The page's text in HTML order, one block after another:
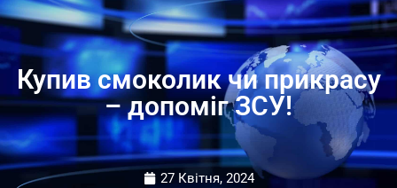
Купив смоколик чи прикрасу
– допоміг ЗСУ!
27 Квітня, 2024